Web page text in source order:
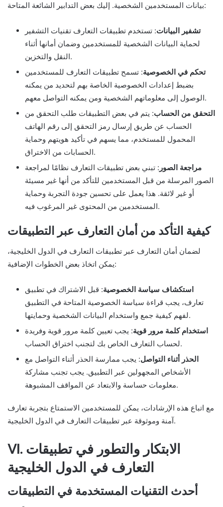
بيانات المستخدمين الشخصية. إليك بعض التدابير الشائعة المتاحة:
تشفير البيانات: تستخدم تطبيقات التعارف تقنيات التشفير
لحماية البيانات الشخصية للمستخدمين وضمان أمانها أثناء
النقل والتخزين.
تحكم في الخصوصية: تسمح تطبيقات التعارف للمستخدمين
بضبط إعدادات الخصوصية الخاصة بهم لتحديد من يمكنه
الوصول إلى معلوماتهم الشخصية ومن يمكنه التواصل معهم.
التحقق من الحساب: يتم في بعض التطبيقات طلب التحقق من
الحساب عن طريق إرسال رمز التحقق إلى رقم الهاتف
المحمول للمستخدم، مما يسهم في تأكيد هويتهم وحماية
الحسابات من الاختراق.
مراجعة الصور : تبني بعض تطبيقات التعارف نظامًا لمراجعة
الصور المرسلة من قبل المستخدمين للتأكد من أنها غير مسيئة
أو غير لائقة. هذا يعمل على تحسين جودة التجربة وحماية
المستخدمين من المحتوى غير المرغوب فيه.
كيفية التأكد من أمان التعارف عبر التطبيقات
لضمان أمان التعارف عبر تطبيقات التعارف في الدول الخليجية،
يمكن اتخاذ بعض الخطوات الإضافية:
استكشاف سياسة الخصوصية: قبل الاشتراك في تطبيق
تعارف، يجب قراءة سياسة الخصوصية المتاحة في التطبيق
لفهم كيفية جمع واستخدام البيانات الشخصية وحمايتها.
استخدام كلمة مرور قوية: يجب تعيين كلمة مرور قوية وفريدة
لحساب التعارف الخاص بك لتجنب اختراق الحساب.
الحذر أثناء التواصل: يجب ممارسة الحذر أثناء التواصل مع
الأشخاص المجهولين عبر التطبيق. يجب تجنب مشاركة
معلومات حساسة والابتعاد عن المواقف المشبوهة.
مع اتباع هذه الإرشادات، يمكن للمستخدمين الاستمتاع بتجربة تعارف
آمنة وموثوقة عبر تطبيقات التعارف في الدول الخليجية.
VI. الابتكار والتطور في تطبيقات
التعارف في الدول الخليجية
أحدث التقنيات المستخدمة في التطبيقات